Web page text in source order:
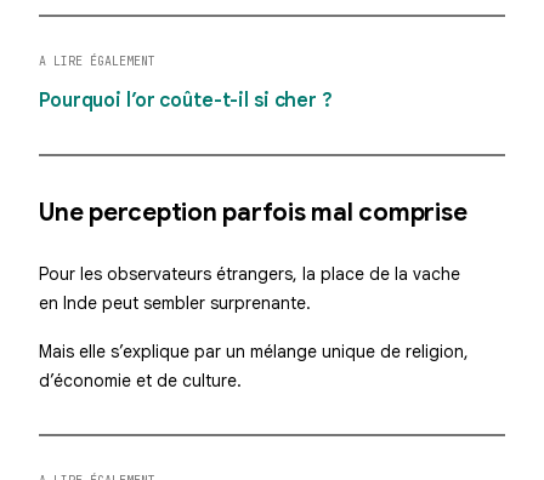
A LIRE ÉGALEMENT
Pourquoi l’or coûte-t-il si cher ?
Une perception parfois mal comprise
Pour les observateurs étrangers, la place de la vache
en Inde peut sembler surprenante.
Mais elle s’explique par un mélange unique de religion,
d’économie et de culture.